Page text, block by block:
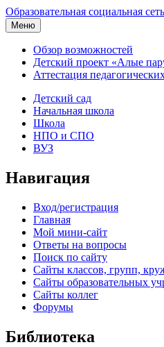
Образовательная социальная сеть
Меню
Обзор возможностей
Детский проект «Алые
Аттестация
Детский сад
Начальная школа
Школа
НПО и СПО
ВУЗ
Навигация
Вход/регистрация
Главная
Мой мини-сайт
Ответы на вопросы
Поиск по сайту
Сайты классов, групп,
Сайты образовательных
Сайты коллег
Форумы
Библиотека